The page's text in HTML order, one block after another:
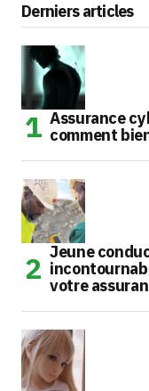
Derniers articles
Assurance
comment
Jeune
votre